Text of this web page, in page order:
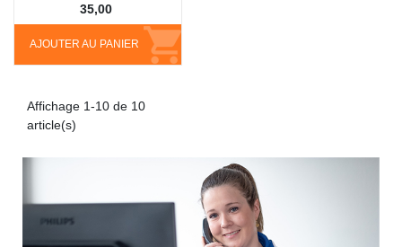
AJOUTER AU PANIER
35,00
Affichage 1-10 de 10
article(s)